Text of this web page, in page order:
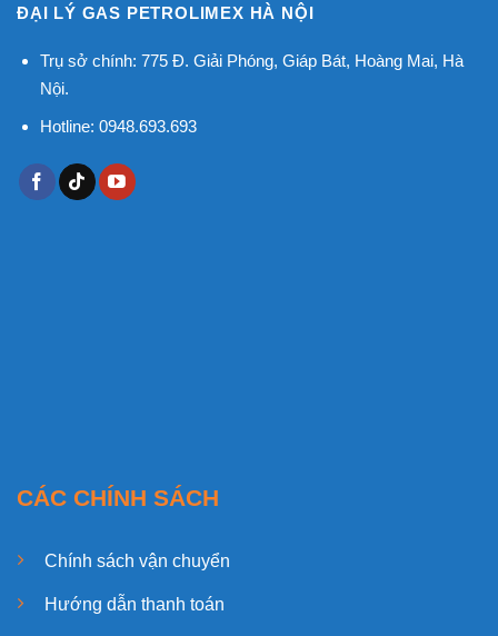
ĐẠI LÝ GAS PETROLIMEX HÀ NỘI
Trụ sở chính: 775 Đ. Giải Phóng, Giáp Bát, Hoàng Mai, Hà
Nội.
Hotline: 0948.693.693
CÁC CHÍNH SÁCH
Chính sách vận chuyển
Hướng dẫn thanh toán